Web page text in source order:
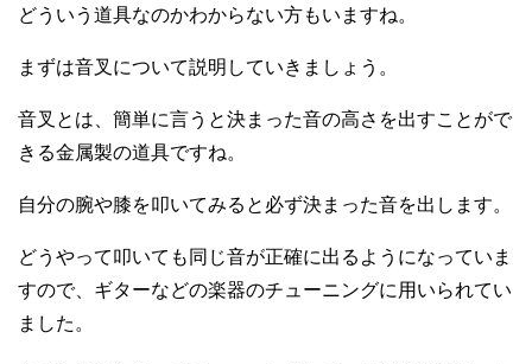
どういう道具なのかわからない方もいますね。
まずは音叉について説明していきましょう。
音叉とは、簡単に言うと決まった音の高さを出すことがで
きる金属製の道具ですね。
自分の腕や膝を叩いてみると必ず決まった音を出します。
どうやって叩いても同じ音が正確に出るようになっていま
すので、ギターなどの楽器のチューニングに用いられてい
ました。